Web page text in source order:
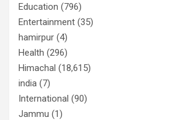
Education (796)
Entertainment (35)
hamirpur (4)
Health (296)
Himachal (18,615)
india (7)
International (90)
Jammu (1)